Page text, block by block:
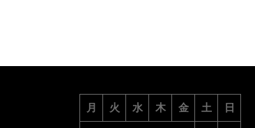
月 火 水 木 金 土 日